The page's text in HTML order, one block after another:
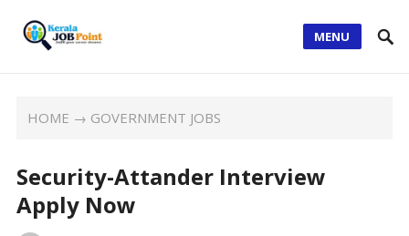
MENU
HOME → GOVERNMENT JOBS
Security-Attander Interview
Apply Now